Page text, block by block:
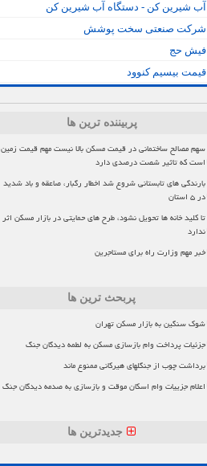
آب شیرین کن - دستگاه آب شیرین کن
شرکت صنعتی سخت پوشش
فیش حج
قیمت بیسیم کنوود
پربیننده ترین ها
سهم مصالح ساختمانی در قیمت مسکن بالا نیست مهم قیمت زمین
است که تاثیر شصت درصدی دارد
بارندگی های تابستانی شروع شد اخطار رگبار، صاعقه و باد شدید
در ۵ استان
تا کلید خانه ها تحویل نشود، طرح های حمایتی در بازار مسکن اثر
ندارد
خبر مهم وزارت راه برای مستاجرین
پربحث ترین ها
شوک سنگین به بازار مسکن تهران
جزئیات پرداخت وام بازسازی مسکن به لطمه دیدگان جنگ
برداشت چوب از جنگلهای هیرکانی ممنوع ماند
اعلام جزییات وام اسکان موقت و بازسازی به صدمه دیدگان جنگ
جدیدترین ها